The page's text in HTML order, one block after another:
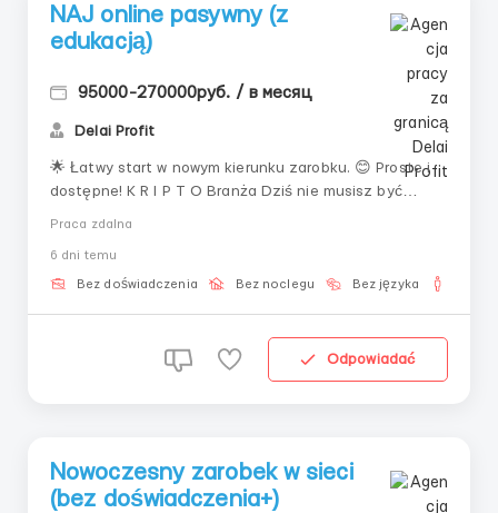
NAJ online pasywny (z
edukacją)
95000-270000руб. / в месяц
Delai Profit
🌟 Łatwy start w nowym kierunku zarobku. 😊 Proste i
dostępne! K R I P T O Branża Dziś nie musisz być
szkolenie, narzędzia i wsparcie — otrzymasz od nas. 💡
Dla kogo 🙌 Dla początkujących, którzy chcą ...
Praca zdalna
6 dni temu
Bez doświadczenia Bez noclegu Bez języka
Odpowiadać
Nowoczesny zarobek w sieci
(bez doświadczenia+)